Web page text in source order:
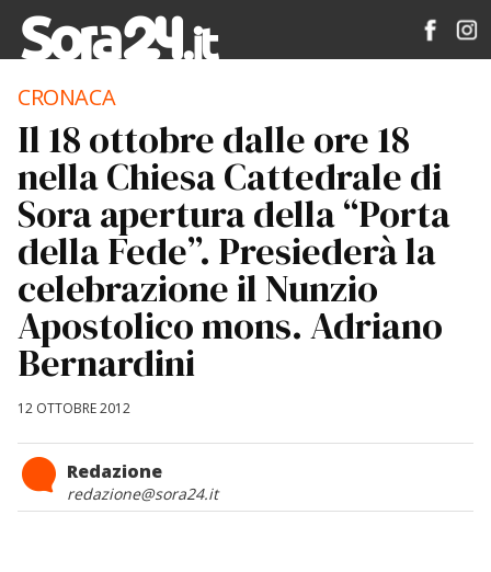
CRONACA
Il 18 ottobre dalle ore 18
nella Chiesa Cattedrale di
Sora apertura della “Porta
della Fede”. Presiederà la
celebrazione il Nunzio
Apostolico mons. Adriano
Bernardini
12 OTTOBRE 2012
Redazione
redazione@sora24.it